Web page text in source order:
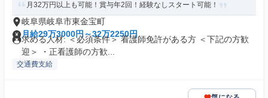
月32万円以上も可能！賞与年2回！経験なしスタート可能！
岐阜県岐阜市東金宝町
月給29万3000円～32万2250円
求める人材: ＜必須条件＞ 看護師免許がある方 ＜下記の方歓
迎＞ ・正看護師の方歓...
交通費支給